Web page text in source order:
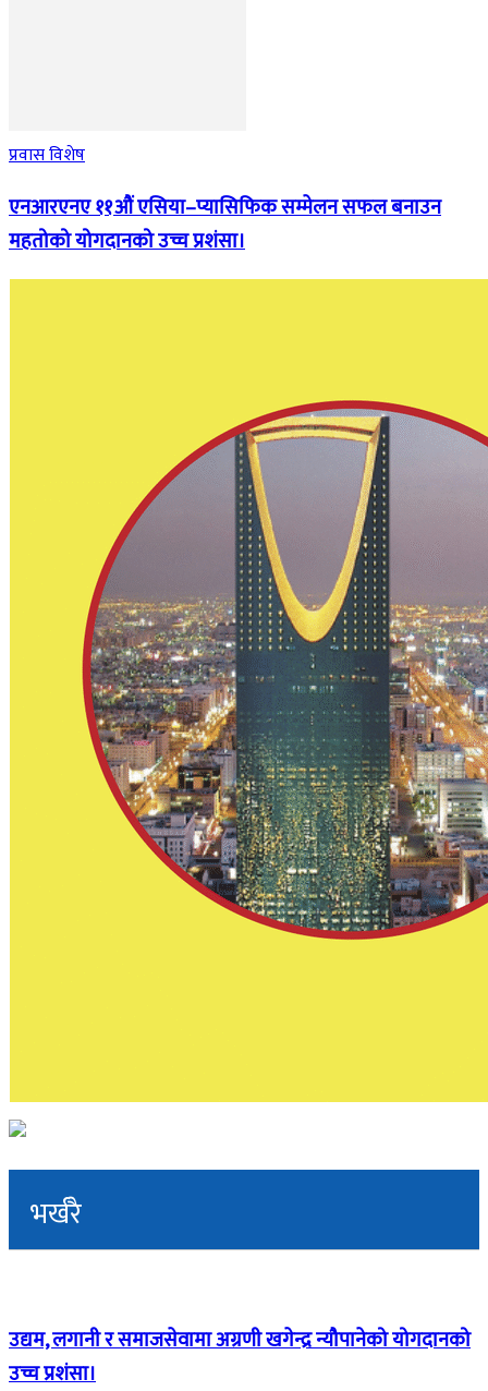
प्रवास विशेष
एनआरएनए ११औं एसिया–प्यासिफिक सम्मेलन सफल बनाउन
महतोको योगदानको उच्च प्रशंसा।
भर्खरै
उद्यम, लगानी र समाजसेवामा अग्रणी खगेन्द्र न्यौपानेको योगदानको
उच्च प्रशंसा।